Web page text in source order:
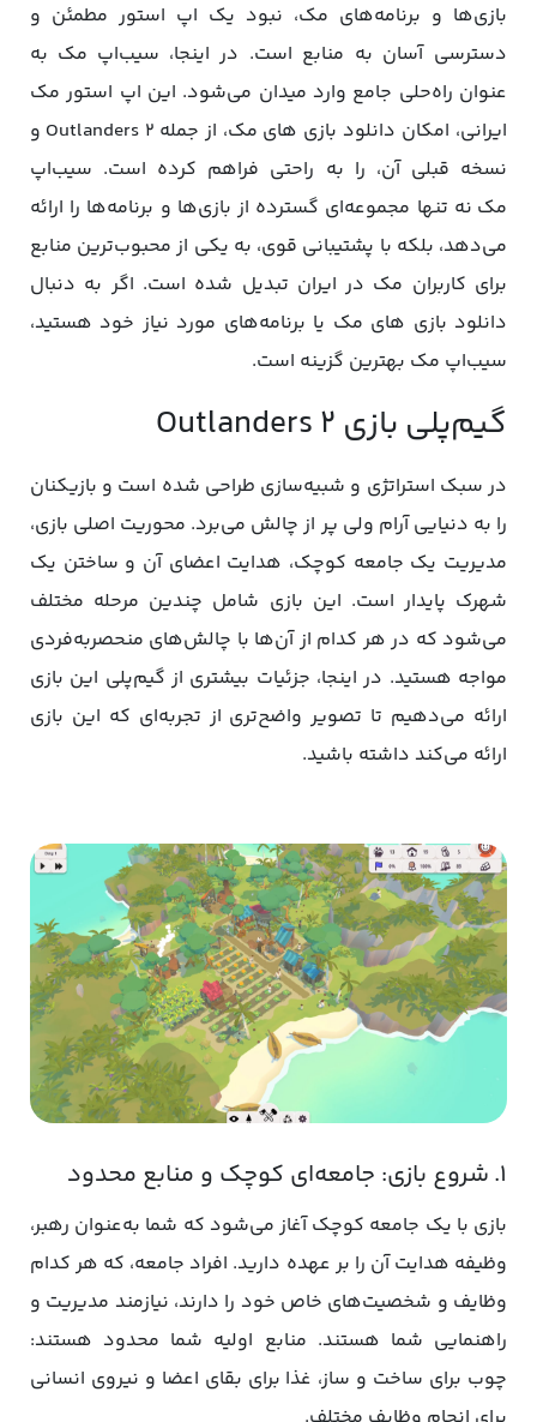
بازی‌ها و برنامه‌های مک، نبود یک اپ استور مطمئن و
دسترسی آسان به منابع است. در اینجا، سیب‌اپ مک به
عنوان راه‌حلی جامع وارد میدان می‌شود. این اپ استور مک
ایرانی، امکان دانلود بازی‌ های مک، از جمله Outlanders 2 و
نسخه قبلی آن، را به راحتی فراهم کرده است. سیب‌اپ
مک نه تنها مجموعه‌ای گسترده از بازی‌ها و برنامه‌ها را ارائه
می‌دهد، بلکه با پشتیبانی قوی، به یکی از محبوب‌ترین منابع
برای کاربران مک در ایران تبدیل شده است. اگر به دنبال
دانلود بازی‌ های مک یا برنامه‌های مورد نیاز خود هستید،
سیب‌اپ مک بهترین گزینه است.
گیم‌پلی بازی Outlanders 2
در سبک استراتژی و شبیه‌سازی طراحی شده است و بازیکنان
را به دنیایی آرام ولی پر از چالش می‌برد. محوریت اصلی بازی،
مدیریت یک جامعه کوچک، هدایت اعضای آن و ساختن یک
شهرک پایدار است. این بازی شامل چندین مرحله مختلف
می‌شود که در هر کدام از آن‌ها با چالش‌های منحصربه‌فردی
مواجه هستید. در اینجا، جزئیات بیشتری از گیم‌پلی این بازی
ارائه می‌دهیم تا تصویر واضح‌تری از تجربه‌ای که این بازی
ارائه می‌کند داشته باشید.
۱. شروع بازی: جامعه‌ای کوچک و منابع محدود
بازی با یک جامعه کوچک آغاز می‌شود که شما به‌عنوان رهبر،
وظیفه هدایت آن را بر عهده دارید. افراد جامعه، که هر کدام
وظایف و شخصیت‌های خاص خود را دارند، نیازمند مدیریت و
راهنمایی شما هستند. منابع اولیه شما محدود هستند:
چوب برای ساخت و ساز، غذا برای بقای اعضا و نیروی انسانی